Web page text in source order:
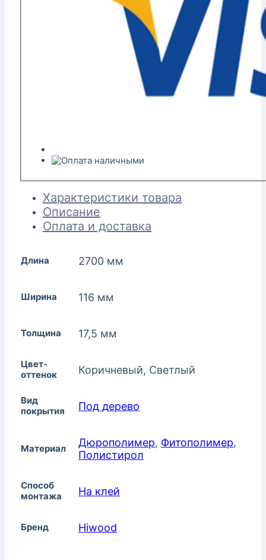
Характеристики товара
Описание
Оплата и доставка
Длина 2700 мм
Ширина 116 мм
Толщина 17,5 мм
Цвет-
оттенок
Коричневый, Светлый
Вид
покрытия
Под дерево
Материал Дюрополимер, Фитополимер,
Полистирол
Способ
монтажа
На клей
Бренд Hiwood